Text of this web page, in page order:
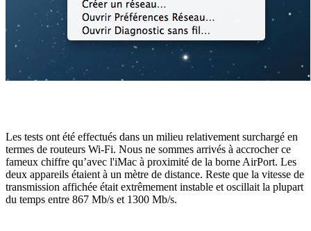
Les tests ont été effectués dans un milieu relativement surchargé en
termes de routeurs Wi-Fi. Nous ne sommes arrivés à accrocher ce
fameux chiffre qu’avec l'iMac à proximité de la borne AirPort. Les
deux appareils étaient à un mètre de distance. Reste que la vitesse de
transmission affichée était extrêmement instable et oscillait la plupart
du temps entre 867 Mb/s et 1300 Mb/s.